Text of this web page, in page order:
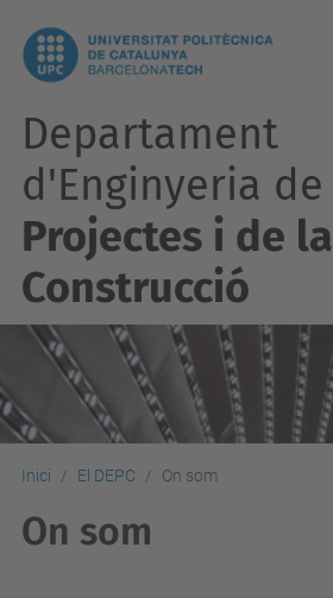
Departament
d'Enginyeria de
Projectes i de la
Construcció
Inici El DEPC On som
On som